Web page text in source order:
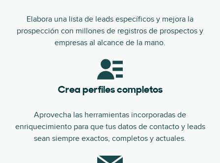
Elabora una lista de leads específicos y mejora la
prospección con millones de registros de prospectos y
empresas al alcance de la mano.
Crea perfiles completos
Aprovecha las herramientas incorporadas de
enriquecimiento para que tus datos de contacto y leads
sean siempre exactos, completos y actuales.